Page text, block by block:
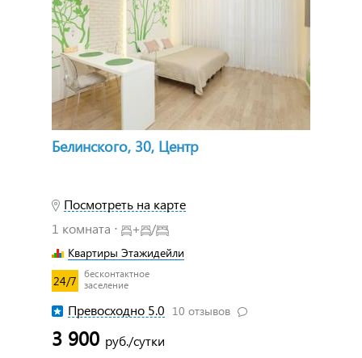
Белинского, 30, Центр
Посмотреть на карте
1 комната ⋅
+ /
Квартиры Этажидейли
24/7
бесконтактное
заселение
Превосходно 5.0 10 отзывов
3 900 руб./сутки